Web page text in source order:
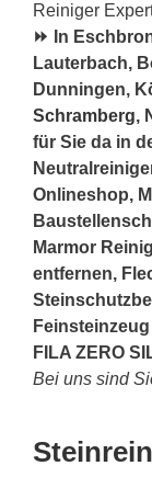
Reiniger
⏩ In
Lauterbach,
Dunningen,
Schramberg,
für Sie da in
Onlineshop,
Marmor
entfernen,
FILA ZERO
Bei uns sind